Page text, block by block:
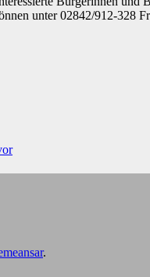
unter 02842/912-328
.